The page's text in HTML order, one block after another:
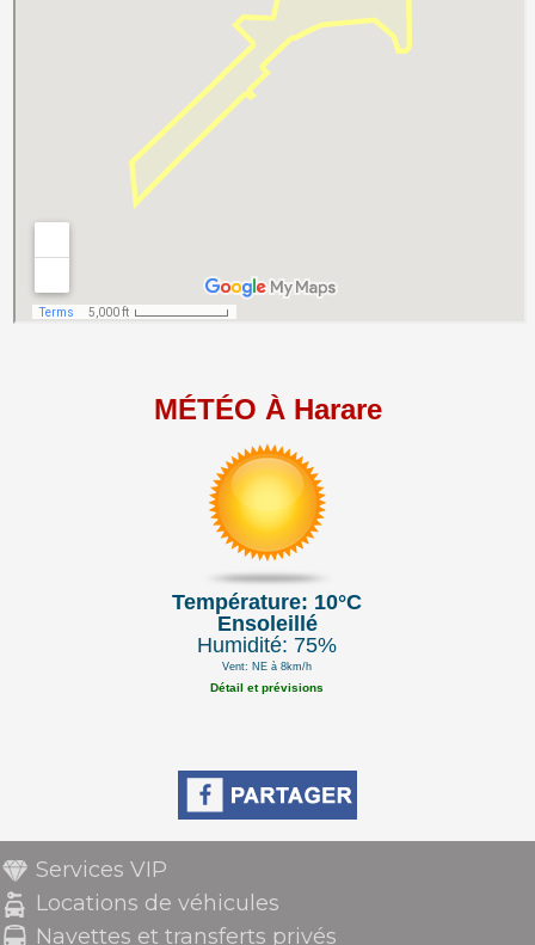
MÉTÉO À Harare
Température: 10°C
Ensoleillé
Humidité: 75%
Vent: NE à 8km/h
Détail et prévisions
Services VIP
Locations de véhicules
Navettes et transferts privés